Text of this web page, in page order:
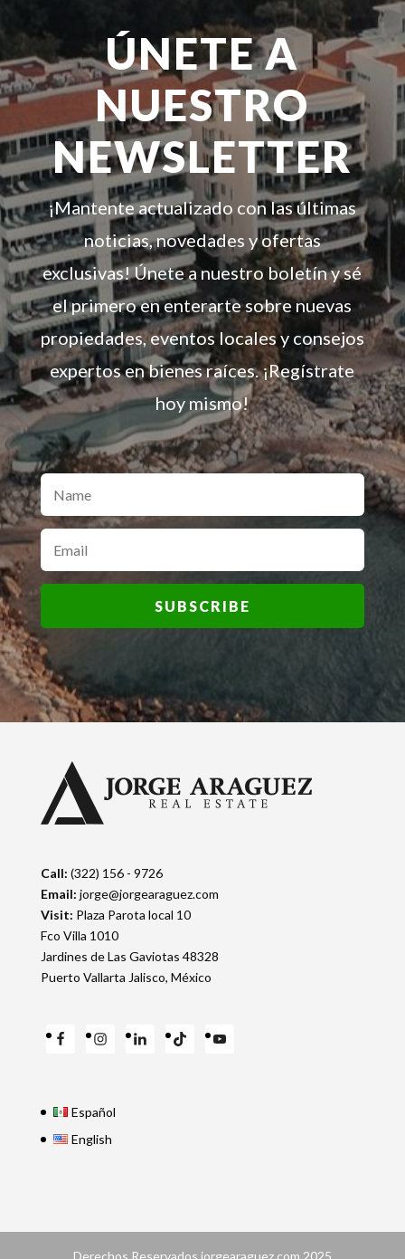
ÚNETE A
NUESTRO
NEWSLETTER
¡Mantente actualizado con las últimas
noticias, novedades y ofertas
exclusivas! Únete a nuestro boletín y sé
el primero en enterarte sobre nuevas
propiedades, eventos locales y consejos
expertos en bienes raíces. ¡Regístrate
hoy mismo!
SUBSCRIBE
Call: (322) 156 - 9726
Email: jorge@jorgearaguez.com
Visit: Plaza Parota local 10
Fco Villa 1010
Jardines de Las Gaviotas 48328
Puerto Vallarta Jalisco, México
Español
English